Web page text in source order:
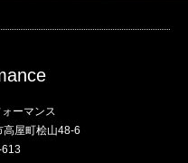
ーマンス
屋町桧山48-6